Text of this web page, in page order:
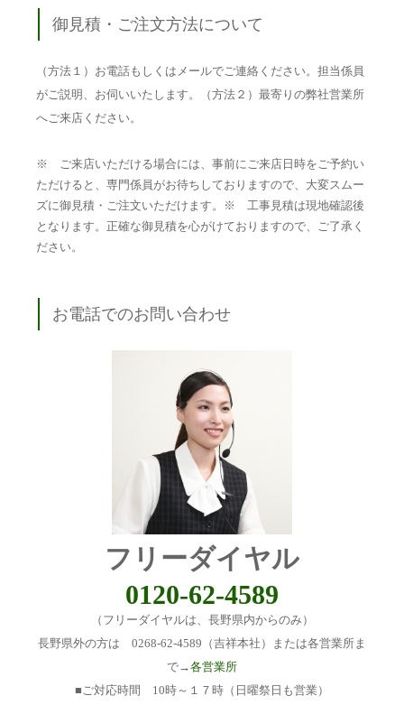
御見積・ご注文方法について
（方法１）お電話もしくはメールでご連絡ください。担当係員
がご説明、お伺いいたします。（方法２）最寄りの弊社営業所
へご来店ください。
※ ご来店いただける場合には、事前にご来店日時をご予約い
ただけると、専門係員がお待ちしておりますので、大変スムー
ズに御見積・ご注文いただけます。※ 工事見積は現地確認後
となります。正確な御見積を心がけておりますので、ご了承く
ださい。
お電話でのお問い合わせ
フリーダイヤル
0120-62-4589
（フリーダイヤルは、長野県内からのみ）
長野県外の方は 0268-62-4589（吉祥本社）または各営業所ま
で→各営業所
■ご対応時間 10時～１７時（日曜祭日も営業）